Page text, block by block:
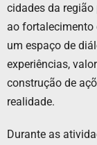
cidades da
ao fortalecimento
um espaço de
experiências,
construção de
realidade.
Durante as